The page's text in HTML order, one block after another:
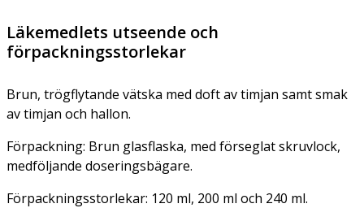
Läkemedlets utseende och
förpackningsstorlekar
Brun, trögflytande vätska med doft av timjan samt smak
av timjan och hallon.
Förpackning: Brun glasflaska, med förseglat skruvlock,
medföljande doseringsbägare.
Förpackningsstorlekar: 120 ml, 200 ml och 240 ml.